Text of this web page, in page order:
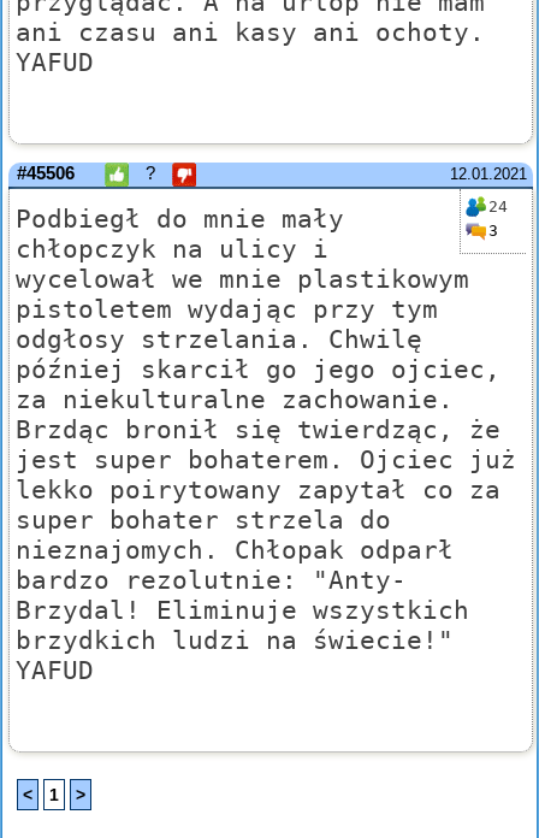
ani czasu ani kasy ani ochoty.
YAFUD
12.01.2021
#45506 ?
24
3
Podbiegł do mnie mały
chłopczyk na ulicy i
wycelował we mnie plastikowym
pistoletem wydając przy tym
odgłosy strzelania. Chwilę
później skarcił go jego ojciec,
za niekulturalne zachowanie.
Brzdąc bronił się twierdząc, że
jest super bohaterem. Ojciec już
lekko poirytowany zapytał co za
super bohater strzela do
nieznajomych. Chłopak odparł
bardzo rezolutnie: "Anty-
Brzydal! Eliminuje wszystkich
brzydkich ludzi na świecie!"
YAFUD
< 1 >